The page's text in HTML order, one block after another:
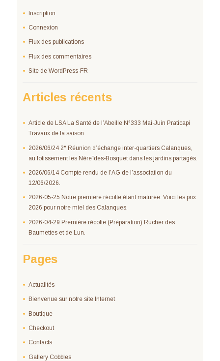
Inscription
Connexion
Flux des publications
Flux des commentaires
Site de WordPress-FR
Articles récents
Article de LSA La Santé de l’Abeille N°333 Mai-Juin Praticapi
Travaux de la saison.
2026/06/24 2° Réunion d’échange inter-quartiers Calanques,
au lotissement les Néreïdes-Bosquet dans les jardins partagés.
2026/06/14 Compte rendu de l’AG de l’association du
12/06/2026.
2026-05-25 Notre première récolte étant maturée. Voici les prix
2026 pour notre miel des Calanques.
2026-04-29 Première récolte (Préparation) Rucher des
Baumettes et de Lun.
Pages
Actualités
Bienvenue sur notre site Internet
Boutique
Checkout
Contacts
Gallery Cobbles